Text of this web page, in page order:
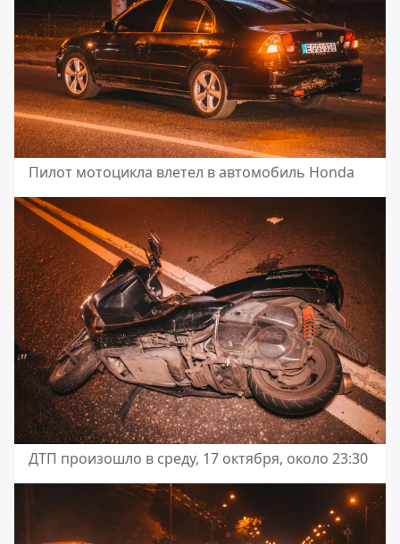
Пилот мотоцикла влетел в автомобиль Honda
ДТП произошло в среду, 17 октября, около 23:30